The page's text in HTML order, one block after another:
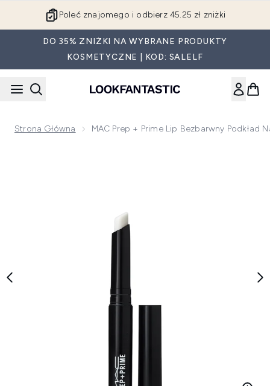
Poleć znajomego i odbierz 45.25 zł zniżki
DO 35% ZNIŻKI NA WYBRANE PRODUKTY
KOSMETYCZNE | KOD: SALELF
Strona Główna MAC Prep + Prime Lip Bezbarwny Podkład